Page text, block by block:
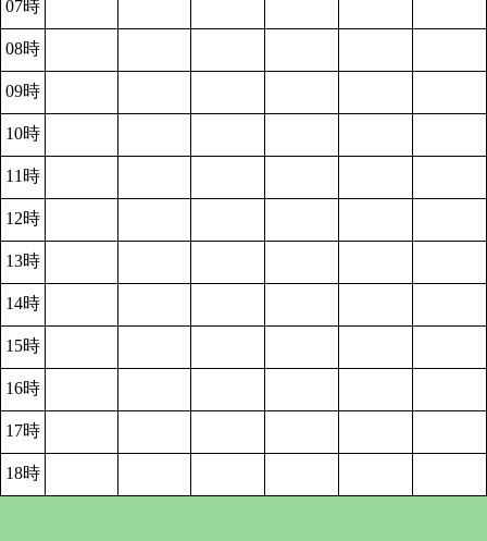
07時
08時
09時
10時
11時
12時
13時
14時
15時
16時
17時
18時